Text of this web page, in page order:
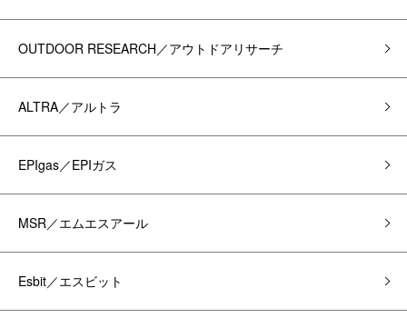
OUTDOOR RESEARCH／アウトドアリサーチ
ALTRA／アルトラ
EPIgas／EPIガス
MSR／エムエスアール
Esbit／エスビット